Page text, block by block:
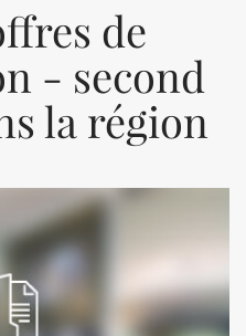
de
- second
la région